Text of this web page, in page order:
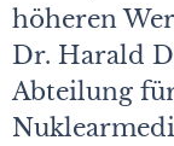
höheren
Dr. Harald
Abteilung